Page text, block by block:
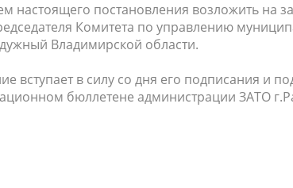
настоящего постановления возложить на
Комитета по управлению
Владимирской области.
вступает в силу со дня его подписания и
бюллетене администрации ЗАТО